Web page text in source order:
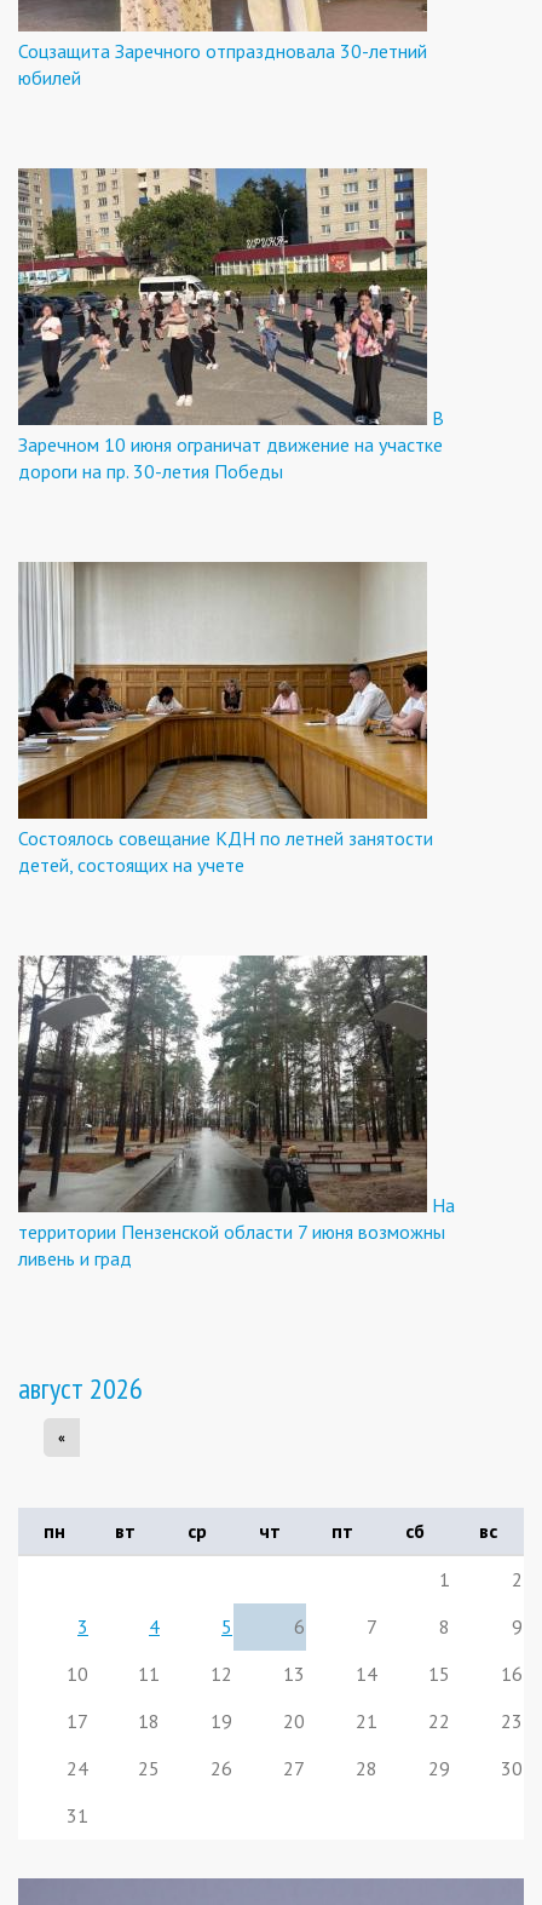
Соцзащита Заречного отпраздновала 30-летний
юбилей
В
Заречном 10 июня ограничат движение на участке
дороги на пр. 30-летия Победы
Состоялось совещание КДН по летней занятости
детей, состоящих на учете
На
территории Пензенской области 7 июня возможны
ливень и град
август 2026
«
пн вт ср чт пт сб
вс
1
2
3
4 5 6 7 8
9
10
11 12 13 14 15
16
17
18 19 20 21 22
23
24
25 26 27 28 29
30
31